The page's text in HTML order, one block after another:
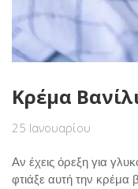
Κρέμα
25 Ιανουαρίου
Αν έχεις όρεξη για
φτιάξε αυτή την κρέμα